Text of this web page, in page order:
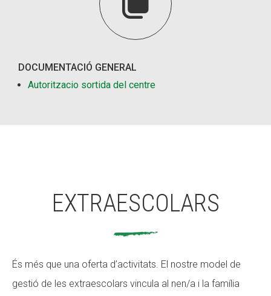
DOCUMENTACIÓ GENERAL
Autoritzacio sortida del centre
EXTRAESCOLARS
És més que una oferta d’activitats. El nostre model de
gestió de les extraescolars vincula al nen/a i la família